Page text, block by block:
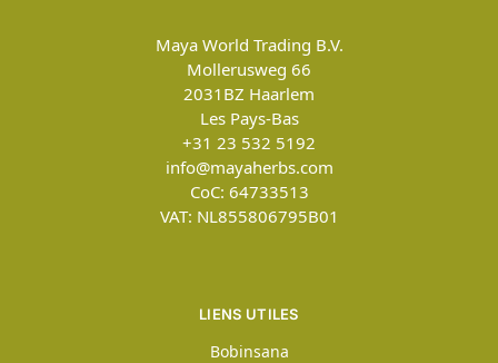
Maya World Trading B.V.
Mollerusweg 66
2031BZ Haarlem
Les Pays-Bas
+31 23 532 5192
info@mayaherbs.com
CoC: 64733513
VAT: NL855806795B01
LIENS UTILES
Bobinsana